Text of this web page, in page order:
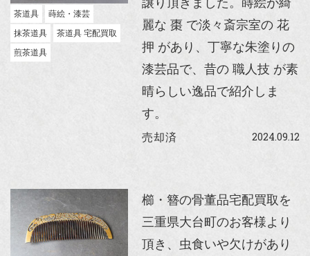
茶道具
蒔絵・漆芸
抹茶道具
茶道具 宅配買取
煎茶道具
麗な 棗 で淡々斎宗室の 花
押 があり、丁寧な朱塗りの
漆芸品で、昔の 職人技 が素
晴らしい逸品で紹介しま
す。
売却済 2024.09.12
櫛・簪の骨董品宅配買取を
三重県大台町のお客様より
頂き、虫食いや欠けがあり